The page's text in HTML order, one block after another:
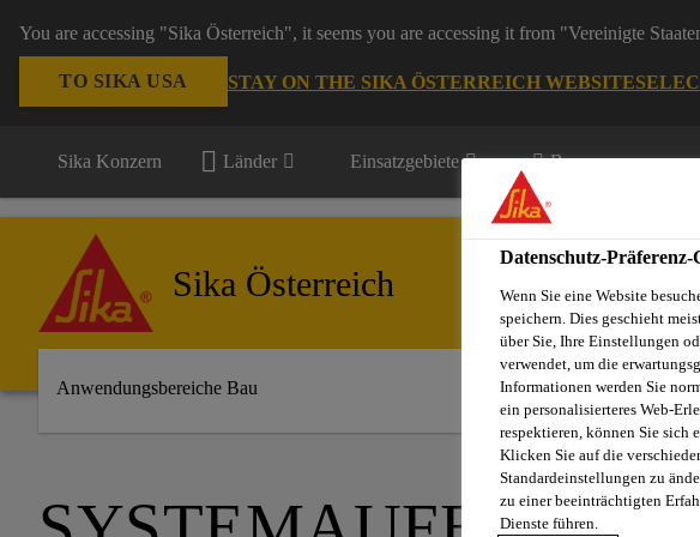
You are accessing "Sika Österreich", it seems you are accessing it from "Vereinigte
TO SIKA USA STAY ON THE SIKA ÖSTERREICH WEBSITE
Sika Konzern Länder Einsatzgebiete Bau
Sika Österreich
Anwendungsbereiche Bau
Datenschutz-Präferenz-
Wenn Sie eine Website
speichern. Dies geschieht
über Sie, Ihre Einstellungen
verwendet, um die
Informationen werden Sie
ein personalisierteres Web-
respektieren, können Sie sich
Klicken Sie auf die
Standardeinstellungen zu
zu einer beeinträchtigten
Dienste führen.